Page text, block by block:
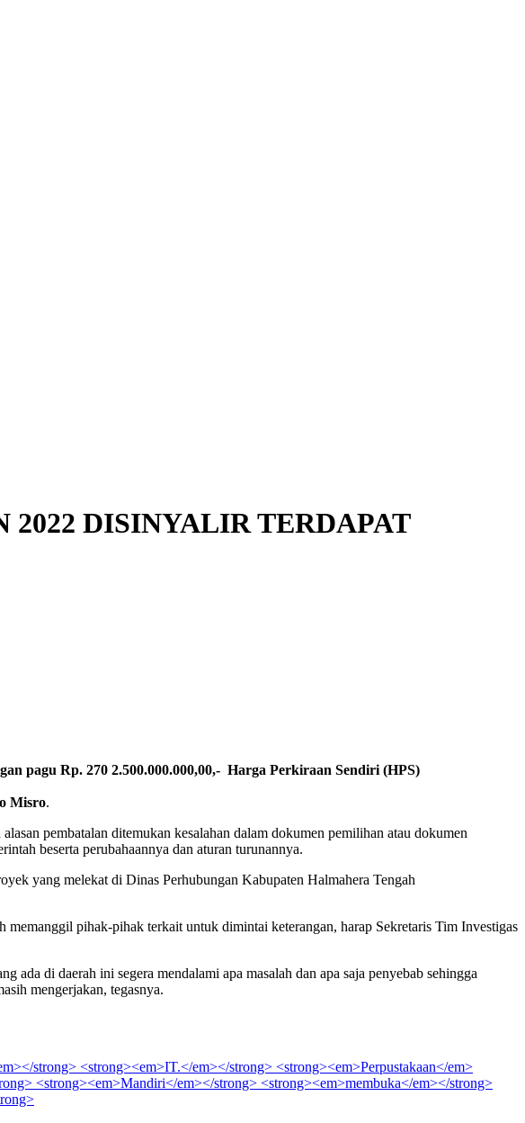
2022 DISINYALIR TERDAPAT
pagu Rp. 270 2.500.000.000,00,- Harga Perkiraan Sendiri (HPS)
Misro.
pembatalan ditemukan kesalahan dalam dokumen pemilihan atau dokumen
beserta perubahaannya dan aturan turunannya.
yang melekat di Dinas Perhubungan Kabupaten Halmahera Tengah
pihak-pihak terkait untuk dimintai keterangan, harap Sekretaris Tim Investigas
di daerah ini segera mendalami apa masalah dan apa saja penyebab sehingga
mengerjakan, tegasnya.
strong> <strong><em>IT.</em></strong> <strong><em>Perpustakaan</em>
<strong><em>Mandiri</em></strong> <strong><em>membuka</em></strong>